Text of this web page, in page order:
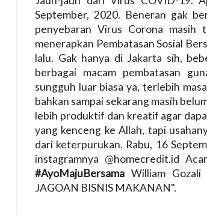
September, 2020. Beneran gak
penyebaran Virus Corona masih
menerapkan Pembatasan Sosial
lalu. Gak hanya di Jakarta sih,
berbagai macam pembatasan
sungguh luar biasa ya, terlebih
bahkan sampai sekarang masih
lebih produktif dan kreatif agar
yang kenceng ke Allah, tapi
dari keterpurukan. Rabu, 16
instagramnya @homecredit.id
#AyoMajuBersama William
JAGOAN BISNIS MAKANAN".